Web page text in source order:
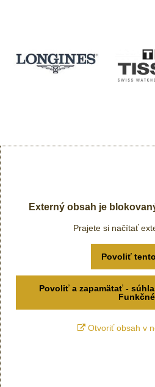
Externý obsah je
Prajete si načítať
Povoliť
Povoliť a zapamätať -
Funkčné
Otvoriť obsah v